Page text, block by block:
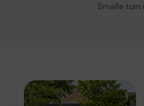
Smalle tuin